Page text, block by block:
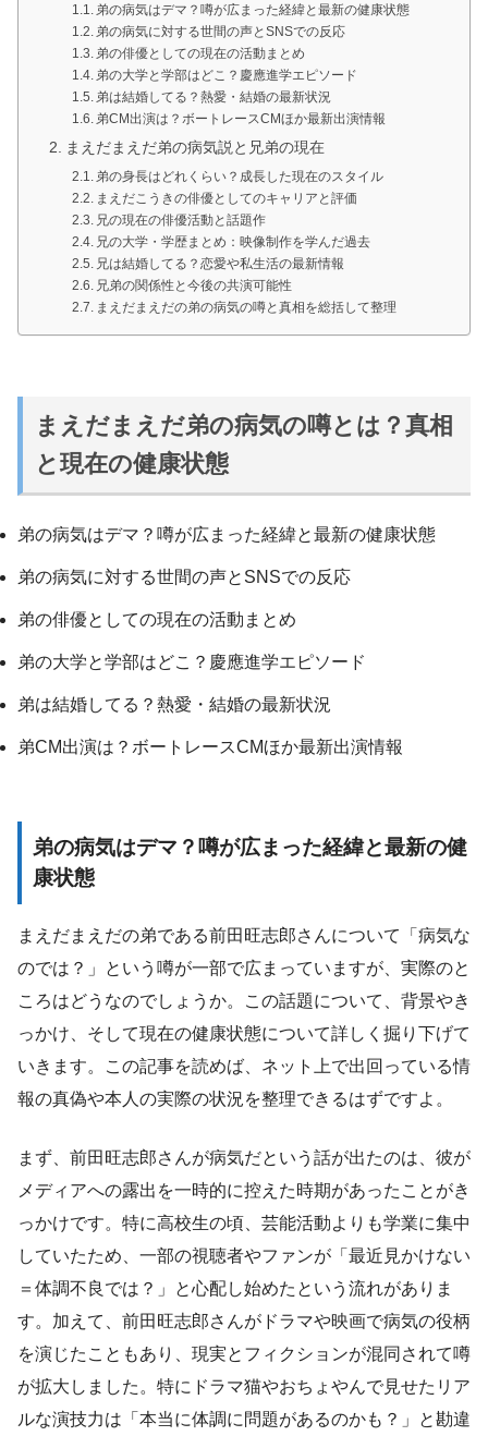
弟の病気はデマ？噂が広まった経緯と最新の健康状態
弟の病気に対する世間の声とSNSでの反応
弟の俳優としての現在の活動まとめ
弟の大学と学部はどこ？慶應進学エピソード
弟は結婚してる？熱愛・結婚の最新状況
弟CM出演は？ボートレースCMほか最新出演情報
まえだまえだ弟の病気説と兄弟の現在
弟の身長はどれくらい？成長した現在のスタイル
まえだこうきの俳優としてのキャリアと評価
兄の現在の俳優活動と話題作
兄の大学・学歴まとめ：映像制作を学んだ過去
兄は結婚してる？恋愛や私生活の最新情報
兄弟の関係性と今後の共演可能性
まえだまえだの弟の病気の噂と真相を総括して整理
まえだまえだ弟の病気の噂とは？真相
と現在の健康状態
弟の病気はデマ？噂が広まった経緯と最新の健康状態
弟の病気に対する世間の声とSNSでの反応
弟の俳優としての現在の活動まとめ
弟の大学と学部はどこ？慶應進学エピソード
弟は結婚してる？熱愛・結婚の最新状況
弟CM出演は？ボートレースCMほか最新出演情報
弟の病気はデマ？噂が広まった経緯と最新の健
康状態
まえだまえだの弟である前田旺志郎さんについて「病気な
のでは？」という噂が一部で広まっていますが、実際のと
ころはどうなのでしょうか。この話題について、背景やき
っかけ、そして現在の健康状態について詳しく掘り下げて
いきます。この記事を読めば、ネット上で出回っている情
報の真偽や本人の実際の状況を整理できるはずですよ。
まず、前田旺志郎さんが病気だという話が出たのは、彼が
メディアへの露出を一時的に控えた時期があったことがき
っかけです。特に高校生の頃、芸能活動よりも学業に集中
していたため、一部の視聴者やファンが「最近見かけない
＝体調不良では？」と心配し始めたという流れがありま
す。加えて、前田旺志郎さんがドラマや映画で病気の役柄
を演じたこともあり、現実とフィクションが混同されて噂
が拡大しました。特にドラマ猫やおちょやんで見せたリア
ルな演技力は「本当に体調に問題があるのかも？」と勘違